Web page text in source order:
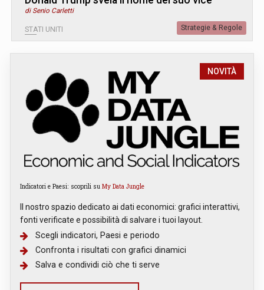
di Senio Carletti
STATI UNITI Strategie & Regole
NOVITÀ
Indicatori e Paesi: scoprili su My Data Jungle
Il nostro spazio dedicato ai dati economici: grafici interattivi,
fonti verificate e possibilità di salvare i tuoi layout.
Scegli indicatori, Paesi e periodo
Confronta i risultati con grafici dinamici
Salva e condividi ciò che ti serve